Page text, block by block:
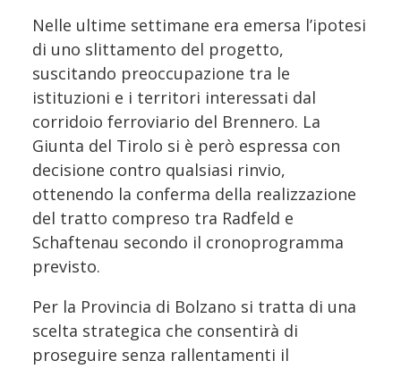
Nelle ultime settimane era emersa l’ipotesi
di uno slittamento del progetto,
suscitando preoccupazione tra le
istituzioni e i territori interessati dal
corridoio ferroviario del Brennero. La
Giunta del Tirolo si è però espressa con
decisione contro qualsiasi rinvio,
ottenendo la conferma della realizzazione
del tratto compreso tra Radfeld e
Schaftenau secondo il cronoprogramma
previsto.
Per la Provincia di Bolzano si tratta di una
scelta strategica che consentirà di
proseguire senza rallentamenti il